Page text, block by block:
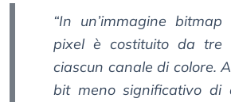
“In un’immagine
pixel è costituito da tre
ciascun canale di colore.
bit meno significativo di